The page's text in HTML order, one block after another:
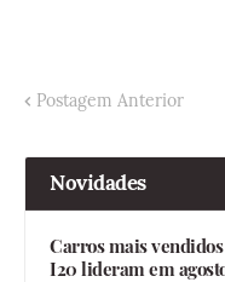
Postagem Anterior
Novidades
Carros mais
I20 lideram em